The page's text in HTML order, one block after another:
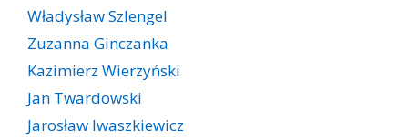
Władysław Szlengel
Zuzanna Ginczanka
Kazimierz Wierzyński
Jan Twardowski
Jarosław Iwaszkiewicz